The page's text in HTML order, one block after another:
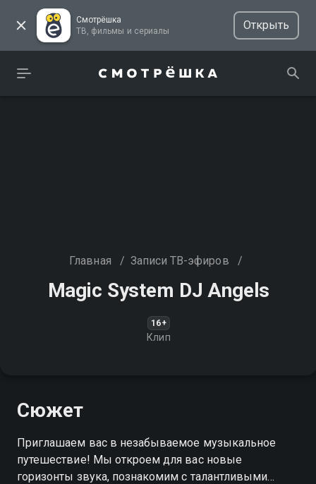
Смотрёшка
ТВ, фильмы и сериалы
Открыть
Главная / Записи ТВ-эфиров /
Magic System DJ Angels
16+
Клип
Сюжет
Приглашаем вас в незабываемое музыкальное
путешествие! Мы откроем для вас новые
горизонты звука, познакомим с талантливыми